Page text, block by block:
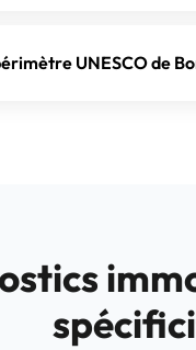
à la location.
UNESCO de